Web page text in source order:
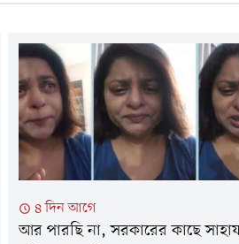
৪ দিন আগে
আর পারছি না, সরকারের কাছে